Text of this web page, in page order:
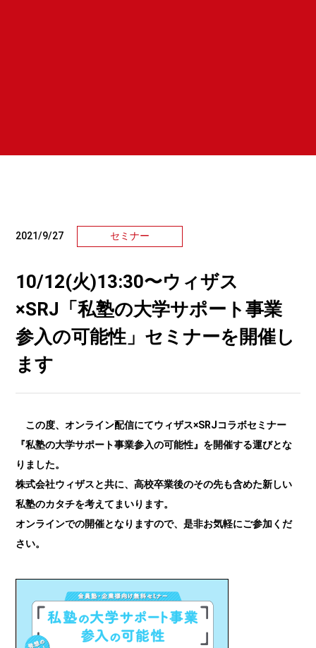
2021/9/27 セミナー
10/12(火)13:30〜ウィザス
×SRJ「私塾の大学サポート事業
参入の可能性」セミナーを開催し
ます
この度、オンライン配信にてウィザス×SRJコラボセミナー
『私塾の大学サポート事業参入の可能性』を開催する運びとな
りました。
株式会社ウィザスと共に、高校卒業後のその先も含めた新しい
私塾のカタチを考えてまいります。
オンラインでの開催となりますので、是非お気軽にご参加くだ
さい。